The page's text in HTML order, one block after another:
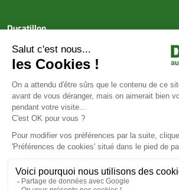
Ducatillon
Achat en ligne
Services
Aide & Conseils
Paiement sécurisé